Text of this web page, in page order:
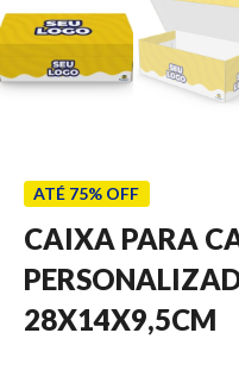
ATÉ 75% OFF
CAIXA PARA
28X14X9,5CM